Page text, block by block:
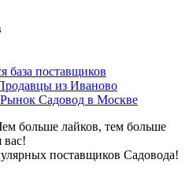
база поставщиков
из Иваново
Рынок Садовод в Москве
больше лайков, тем больше
вас!
поставщиков Садовода!